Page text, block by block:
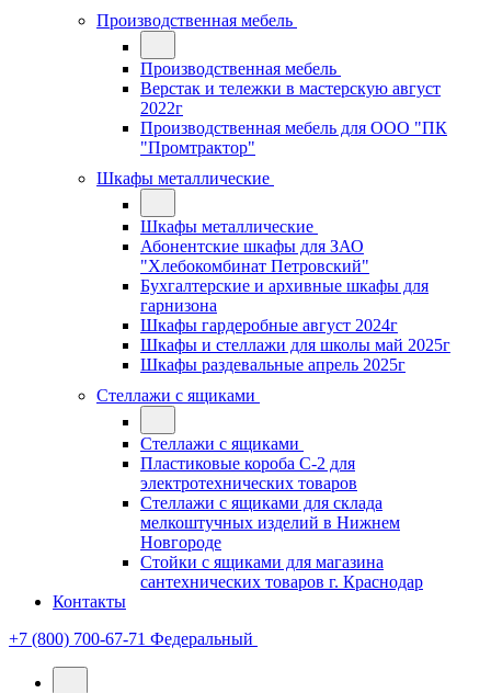
Производственная мебель
Производственная мебель
Верстак и тележки в мастерскую август
2022г
Производственная мебель для ООО "ПК
"Промтрактор"
Шкафы металлические
Шкафы металлические
Абонентские шкафы для ЗАО
"Хлебокомбинат Петровский"
Бухгалтерские и архивные шкафы для
гарнизона
Шкафы гардеробные август 2024г
Шкафы и стеллажи для школы май 2025г
Шкафы раздевальные апрель 2025г
Стеллажи с ящиками
Стеллажи с ящиками
Пластиковые короба С-2 для
электротехнических товаров
Стеллажи с ящиками для склада
мелкоштучных изделий в Нижнем
Новгороде
Стойки с ящиками для магазина
сантехнических товаров г. Краснодар
Контакты
+7 (800) 700-67-71 Федеральный